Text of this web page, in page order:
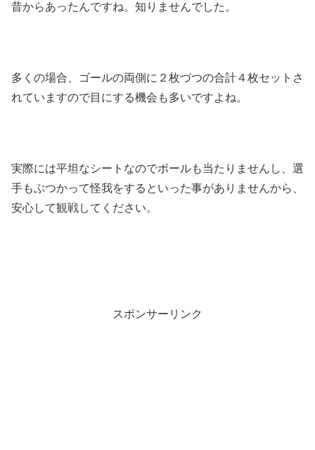
昔からあったんですね。知りませんでした。
多くの場合、ゴールの両側に２枚づつの合計４枚セットさ
れていますので目にする機会も多いですよね。
実際には平坦なシートなのでボールも当たりませんし、選
手もぶつかって怪我をするといった事がありませんから、
安心して観戦してください。
スポンサーリンク